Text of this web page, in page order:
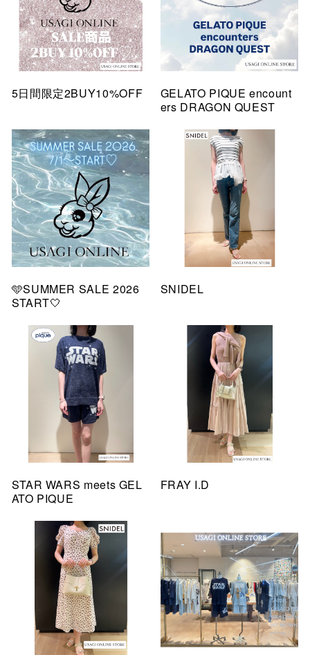
5日間限定2BUY10%OFF
GELATO PIQUE encount
ers DRAGON QUEST
🩵SUMMER SALE 2026
START🤍
SNIDEL
STAR WARS meets GEL
ATO PIQUE
FRAY I.D